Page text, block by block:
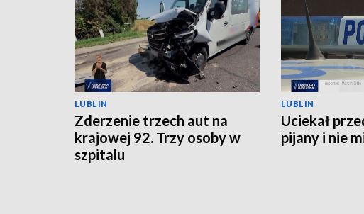
LUBLIN
Zderzenie trzech aut na
krajowej 92. Trzy osoby w
szpitalu
LUBLIN
Uciekał
pijany i nie